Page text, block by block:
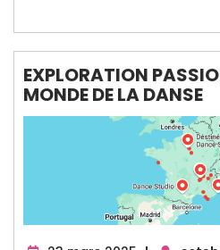
EXPLORATION
MONDE DE LA DANSE